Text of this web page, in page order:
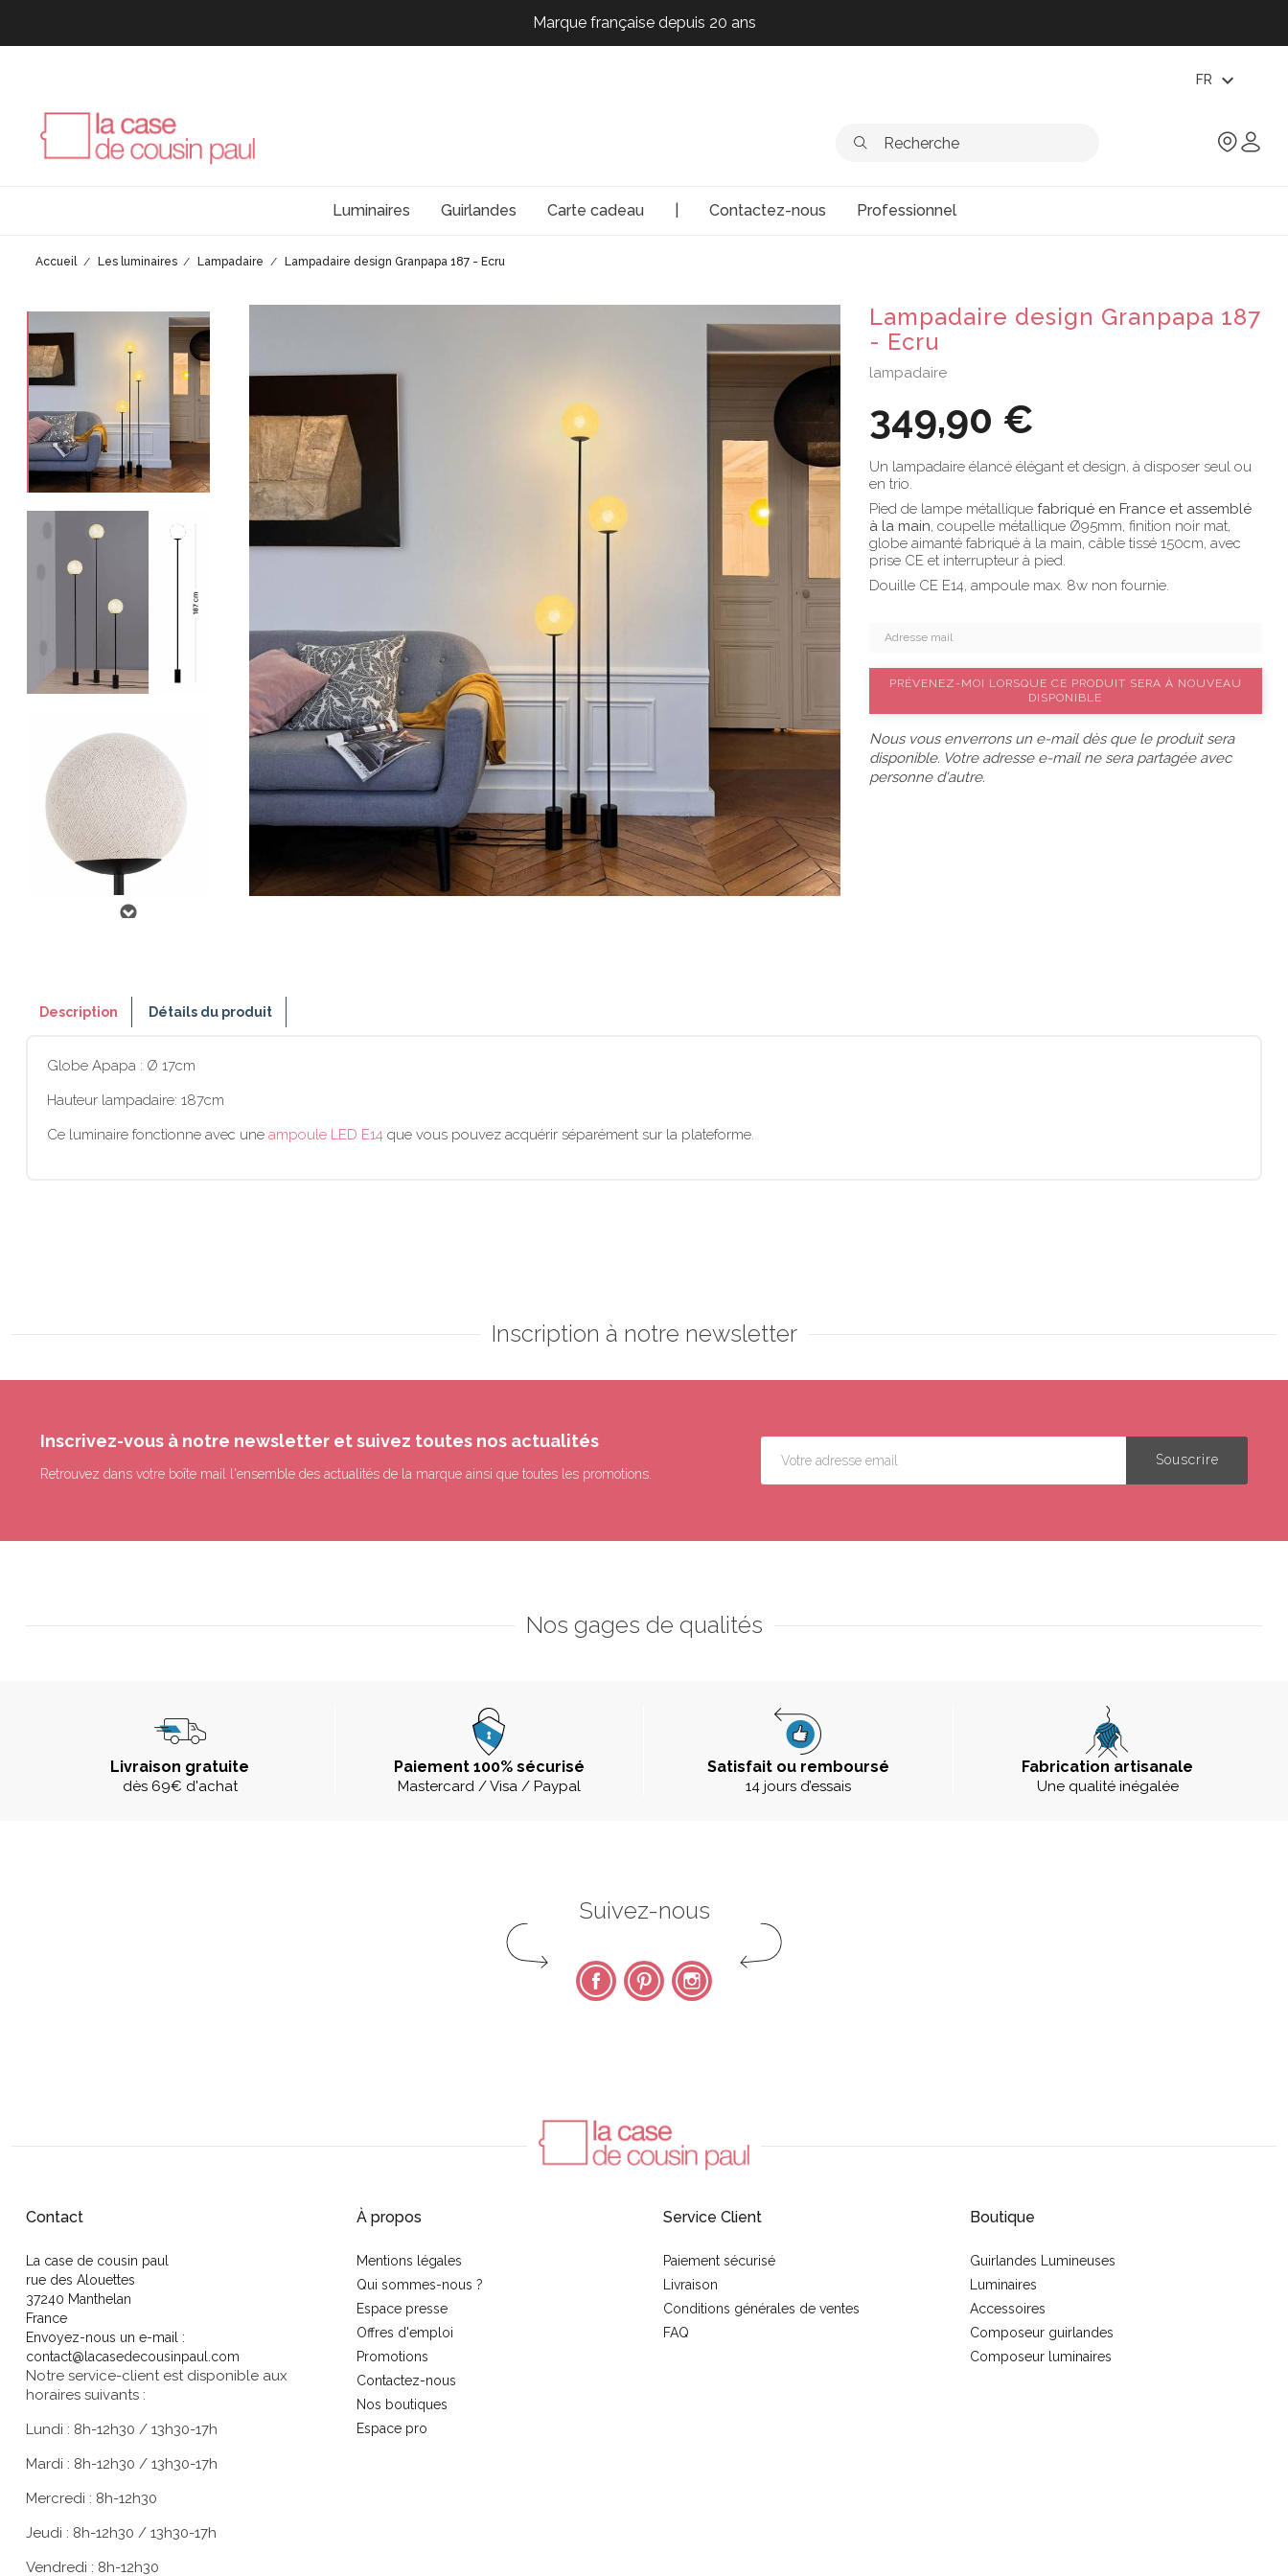
Marque française depuis 20 ans
Marque française depuis 20 ans
FR expand_more
Luminaires Guirlandes Carte cadeau Contactez-nous Professionnel
Accueil Les luminaires Lampadaire Lampadaire design Granpapa 187 - Ecru
Lampadaire design Granpapa 187
- Ecru
lampadaire
349,90 €
Un lampadaire élancé élégant et design, à disposer seul ou
en trio.
Pied de lampe métallique fabriqué en France et assemblé
à la main, coupelle métallique Ø95mm, finition noir mat,
globe aimanté fabriqué à la main, câble tissé 150cm, avec
prise CE et interrupteur à pied.
Douille CE E14, ampoule max. 8w non fournie.
PRÉVENEZ-MOI LORSQUE CE PRODUIT SERA À NOUVEAU
DISPONIBLE
Nous vous enverrons un e-mail dès que le produit sera
disponible. Votre adresse e-mail ne sera partagée avec
personne d'autre.
Description Détails du produit
Globe Apapa : Ø 17cm
Hauteur lampadaire: 187cm
Ce luminaire fonctionne avec une ampoule LED E14 que vous pouvez acquérir séparément sur la plateforme.
Inscription à notre newsletter
Inscrivez-vous à notre newsletter et suivez toutes nos actualités
Retrouvez dans votre boîte mail l'ensemble des actualités de la marque ainsi que toutes les promotions.
Nos gages de qualités
Livraison gratuite
dès 69€ d'achat
Paiement 100% sécurisé
Mastercard / Visa / Paypal
Satisfait ou remboursé
14 jours d’essais
Fabrication artisanale
Une qualité inégalée
Suivez-nous
FacebookPinterest Instagram
Contact
La case de cousin paul
rue des Alouettes
37240 Manthelan
France
Envoyez-nous un e-mail :
contact@lacasedecousinpaul.com
Notre service-client est disponible aux
horaires suivants :
Lundi : 8h-12h30 / 13h30-17h
Mardi : 8h-12h30 / 13h30-17h
Mercredi : 8h-12h30
Jeudi : 8h-12h30 / 13h30-17h
Vendredi : 8h-12h30
À propos
Mentions légales
Qui sommes-nous ?
Espace presse
Offres d'emploi
Promotions
Contactez-nous
Nos boutiques
Espace pro
Service Client
Paiement sécurisé
Livraison
Conditions générales de ventes
FAQ
Boutique
Guirlandes Lumineuses
Luminaires
Accessoires
Composeur guirlandes
Composeur luminaires